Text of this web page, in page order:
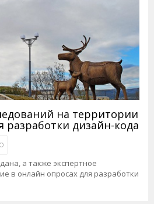
на территории
разработки дизайн-кода
а также экспертное
в онлайн опросах для разработки